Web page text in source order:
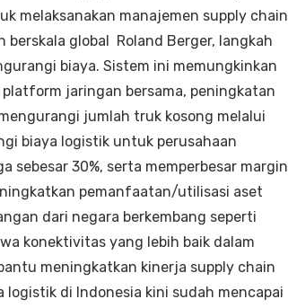
melaksanakan manajemen supply chain
global Roland Berger, langkah
biaya. Sistem ini memungkinkan
jaringan bersama, peningkatan
jumlah truk kosong melalui
biaya logistik untuk perusahaan
sebesar 30%, serta memperbesar margin
pemanfaatan/utilisasi aset
dari negara berkembang seperti
konektivitas yang lebih baik dalam
meningkatkan kinerja supply chain
logistik di Indonesia kini sudah mencapai